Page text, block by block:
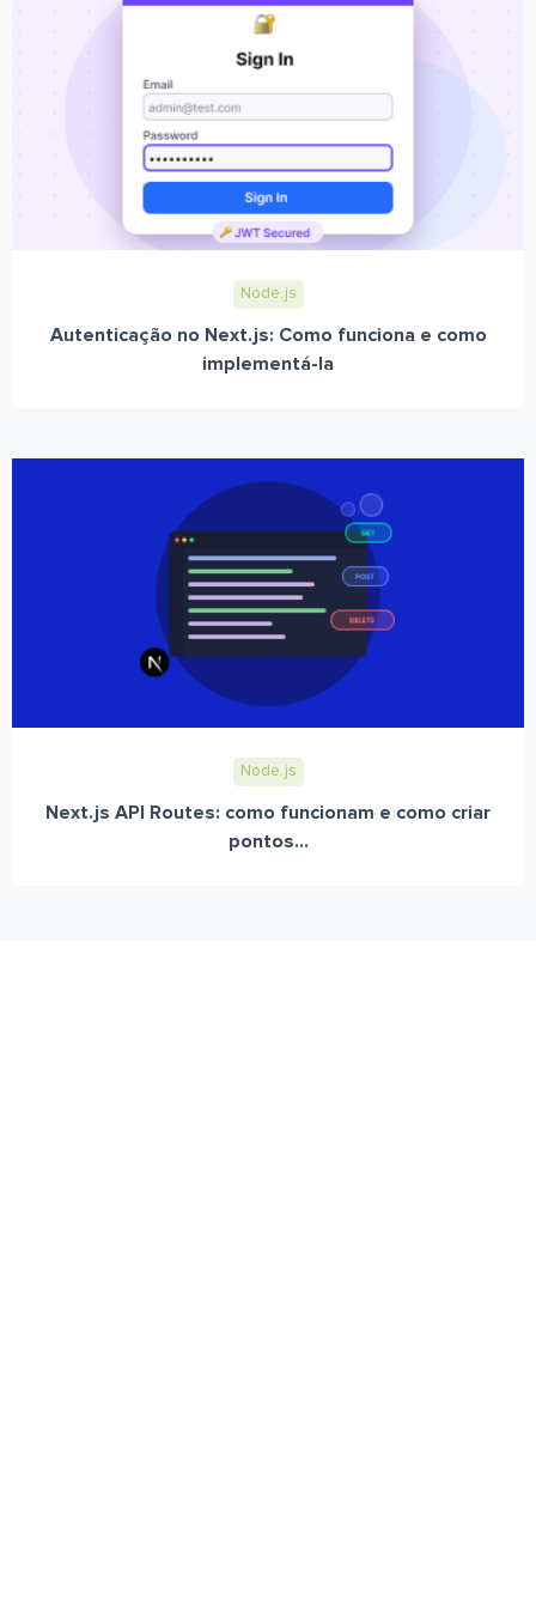
Node.js
Autenticação no Next.js: Como funciona e como
implementá-la
Node.js
Next.js API Routes: como funcionam e como criar
pontos...